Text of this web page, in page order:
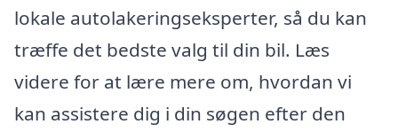
lokale autolakeringseksperter, så du kan
træffe det bedste valg til din bil. Læs
videre for at lære mere om, hvordan vi
kan assistere dig i din søgen efter den